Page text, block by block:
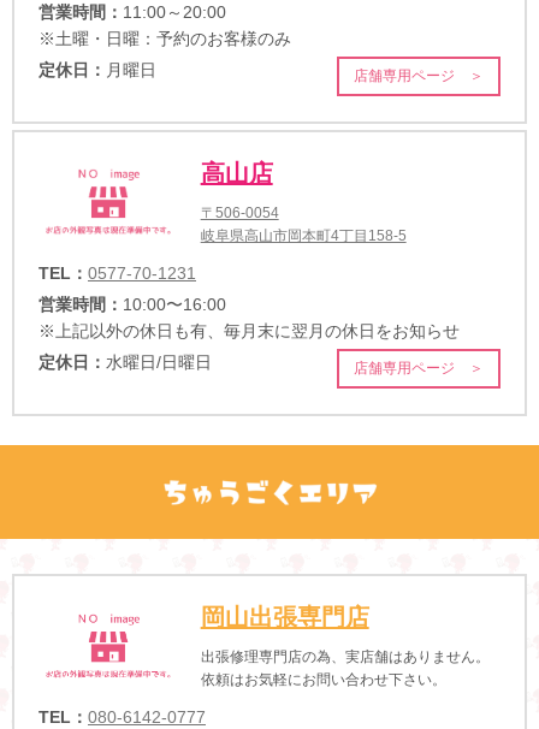
営業時間： 11:00～20:00
※土曜・日曜：予約のお客様のみ
定休日： 月曜日 店舗専用ページ ＞
高山店
〒506-0054
岐阜県高山市岡本町4丁目158-5
TEL： 0577-70-1231
営業時間： 10:00〜16:00
※上記以外の休日も有、毎月末に翌月の休日をお知らせ
定休日： 水曜日/日曜日 店舗専用ページ ＞
岡山出張専門店
出張修理専門店の為、実店舗はありません。
依頼はお気軽にお問い合わせ下さい。
TEL： 080-6142-0777